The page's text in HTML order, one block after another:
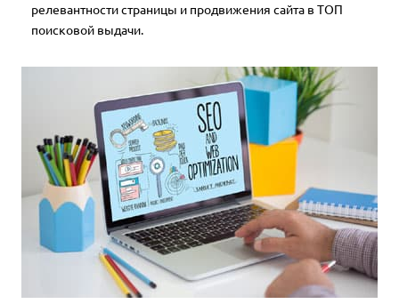
релевантности страницы и продвижения сайта в ТОП
поисковой выдачи.